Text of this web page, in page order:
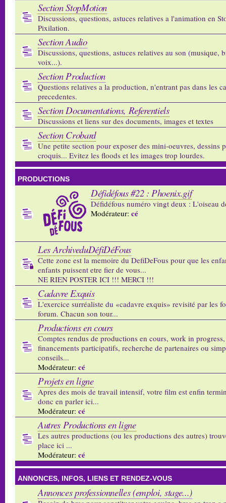
Section StopMotion
Discussions, questions, astuces relatives a l'animation en
Pixilation.
Section Audio
Discussions, questions, astuces relatives au son (musique,
voix...).
Section Production
Questions relatives a la production, n'entrant pas dans les
precedentes.
Section Documentations, Referentiels
Discussions et liens sur des documents, images et textes
Section Crobard
Une petite section pour exposer des mini-oeuvres, dessins
croquis... Evitez les floods et les images trop lourdes.
PRODUCTIONS
Défidéfous #22 : Phoenix.gif
Défidéfous numéro vingt deux : L'oiseau
Modérateur: cé
Les ArchiveduDéfiDéFous
Cette zone est la memoire du DefiDeFous pour que les
enfants puissent etre fier de vous...
NE RIEN POSTER ICI !!! MERCI !!!
Cadavre Exquis
L'exercice surréaliste du «cadavre exquis» revisité par les
forum. Chacun son tour...
Productions en cours
Comptes rendus de productions en cours, work in
financements participatifs, recherche de partenaires ou
conseils...
Modérateur: cé
Projets en ligne
Apres des mois de travail intensif, votre film est enfin
donc en parler ici...
Modérateur: cé
Autres Productions en ligne
Les autres productions (ou les productions des autres)
place ici ...
Modérateur: cé
ANNONCES, INFOS, LIENS ET RENDEZ-VOUS
Annonces professionnelles (emploi, stage...)